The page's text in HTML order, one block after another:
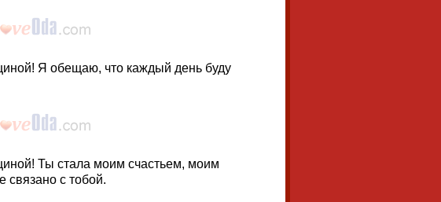
Я обещаю, что каждый день буду
Ты стала моим счастьем, моим
связано с тобой.